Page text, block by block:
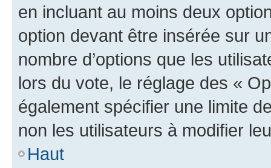
en incluant au moins deux
option devant être insérée sur
nombre d’options que les
lors du vote, le réglage des «
également spécifier une limite
non les utilisateurs à modifier
Haut